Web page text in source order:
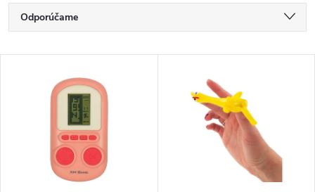
R
a
Odporúčame
Najpredávanejšie
Abecedne